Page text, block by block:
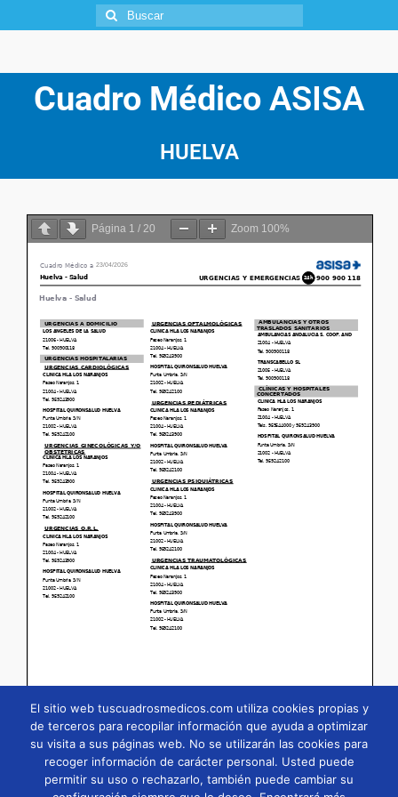
Cuadro Médico ASISA
HUELVA
Página 1 / 20 Zoom 100%
Página1/20 Zoom100%
El sitio web tuscuadrosmedicos.com utiliza cookies propias y
de terceros para recopilar información que ayuda a optimizar
su visita a sus páginas web. No se utilizarán las cookies para
recoger información de carácter personal. Usted puede
permitir su uso o rechazarlo, también puede cambiar su